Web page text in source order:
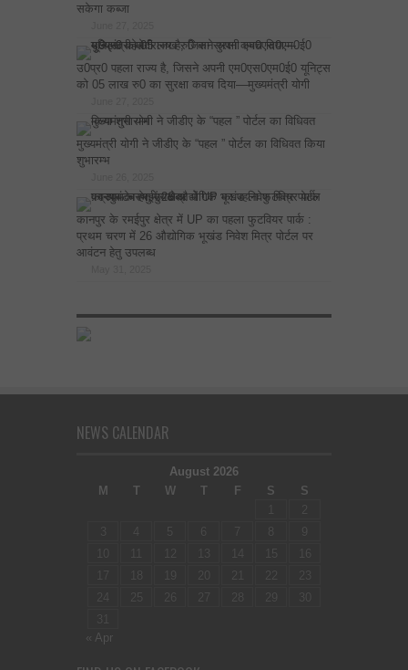
सकेगा कब्जा
उ0प्र0 पहला राज्य है, जिसने अपनी एम0एस0एम0ई0 यूनिट्स
को 05 लाख रु0 का सुरक्षा कवच दिया—मुख्यमंत्री योगी
मुख्यमंत्री योगी ने जीडीए के “पहल ” पोर्टल का विधिवत किया
शुभारम्भ
कानपुर के रमईपुर क्षेत्र में UP का पहला फुटवियर पार्क :
प्रथम चरण में 26 औद्योगिक भूखंड निवेश मित्र पोर्टल पर
आवंटन हेतु उपलब्ध
NEWS CALENDAR
August 2026
M
T W T F S
S
2
3
5 7 8
12 13 15
17
18 20 21 22
23
24
25 26 27 28 29
30
31
« Apr